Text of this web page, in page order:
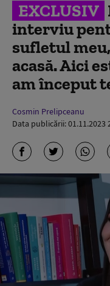
EXCLUSIV
interviu
sufletul
acasă. Aici
am început
Cosmin Prelipceanu
Data publicării:01.11.2023